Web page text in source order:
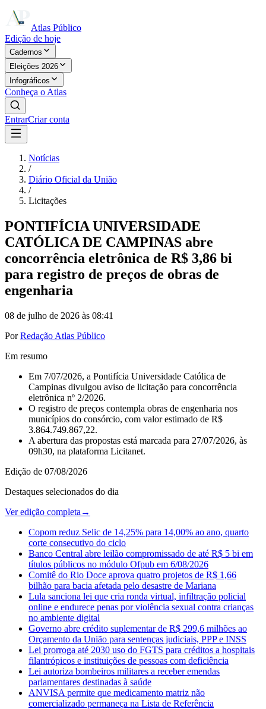
Atlas Público
Edição de hoje
Cadernos
Eleições 2026
Infográficos
Conheça o Atlas
EntrarCriar conta
Notícias
/
Diário Oficial da União
/
Licitações
PONTIFÍCIA UNIVERSIDADE
CATÓLICA DE CAMPINAS abre
concorrência eletrônica de R$ 3,86 bi
para registro de preços de obras de
engenharia
08 de julho de 2026 às 08:41
Por Redação Atlas Público
Em resumo
Em 7/07/2026, a Pontifícia Universidade Católica de
Campinas divulgou aviso de licitação para concorrência
eletrônica nº 2/2026.
O registro de preços contempla obras de engenharia nos
municípios do consórcio, com valor estimado de R$
3.864.749.867,22.
A abertura das propostas está marcada para 27/07/2026, às
09h30, na plataforma Licitanet.
Edição de 07/08/2026
Destaques selecionados do dia
Ver edição completa →
Copom reduz Selic de 14,25% para 14,00% ao ano, quarto
corte consecutivo do ciclo
Banco Central abre leilão compromissado de até R$ 5 bi em
títulos públicos no módulo Ofpub em 6/08/2026
Comitê do Rio Doce aprova quatro projetos de R$ 1,66
bilhão para bacia afetada pelo desastre de Mariana
Lula sanciona lei que cria ronda virtual, infiltração policial
online e endurece penas por violência sexual contra crianças
no ambiente digital
Governo abre crédito suplementar de R$ 299,6 milhões ao
Orçamento da União para sentenças judiciais, PPP e INSS
Lei prorroga até 2030 uso do FGTS para créditos a hospitais
filantrópicos e instituições de pessoas com deficiência
Lei autoriza bombeiros militares a receber emendas
parlamentares destinadas à saúde
ANVISA permite que medicamento matriz não
comercializado permaneça na Lista de Referência